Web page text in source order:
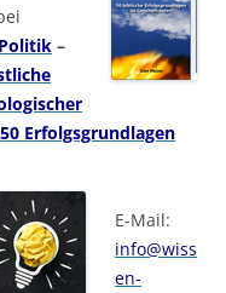
–
Erfolgsgrundlagen
E-Mail:
info@wiss
en-